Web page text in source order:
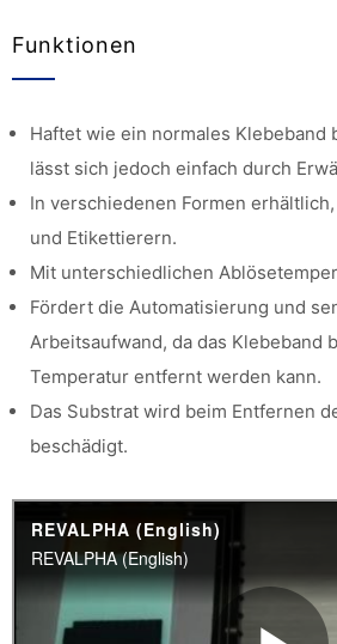
Funktionen
Haftet wie ein normales Klebeband
lässt sich jedoch einfach durch
In verschiedenen Formen
und Etikettierern.
Mit unterschiedlichen
Fördert die Automatisierung und
Arbeitsaufwand, da das Klebeband
Temperatur entfernt werden kann.
Das Substrat wird beim Entfernen
beschädigt.